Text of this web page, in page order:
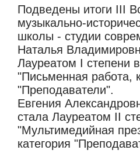
Подведены итоги III
музыкально-
школы - студии
Наталья
Лауреатом I степени
"Письменная работа,
"Преподаватели".
Евгения
стала Лауреатом II
"Мультимедийная
категория